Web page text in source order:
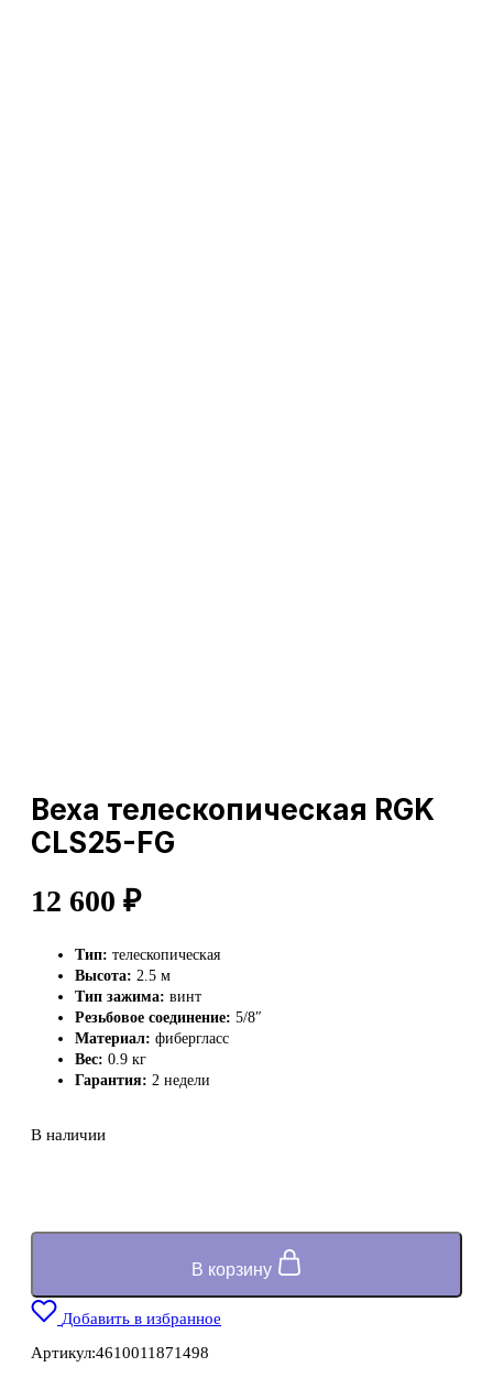
Веха телескопическая RGK
CLS25-FG
12 600 ₽
Тип: телескопическая
Высота: 2.5 м
Тип зажима: винт
Резьбовое соединение: 5/8″
Материал: фибергласc
Вес: 0.9 кг
Гарантия: 2 недели
В наличии
В корзину
Добавить в избранное
Артикул:4610011871498